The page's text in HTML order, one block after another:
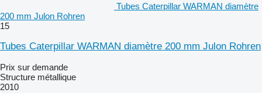
Tubes Caterpillar WARMAN diamètre
200 mm Julon Rohren
15
Tubes Caterpillar WARMAN diamètre 200 mm Julon Rohren
Prix sur demande
Structure métallique
2010